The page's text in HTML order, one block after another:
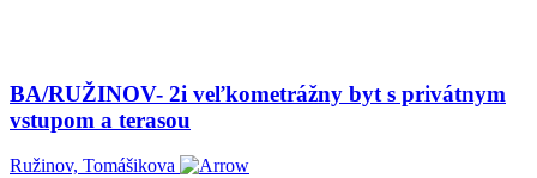
BA/RUŽINOV- 2i veľkometrážny byt s privátnym
vstupom a terasou
Ružinov, Tomášikova